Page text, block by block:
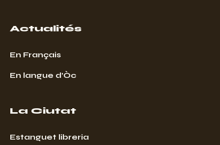
Actualités
En Français
En langue d’Òc
La Ciutat
Estanguet libreria